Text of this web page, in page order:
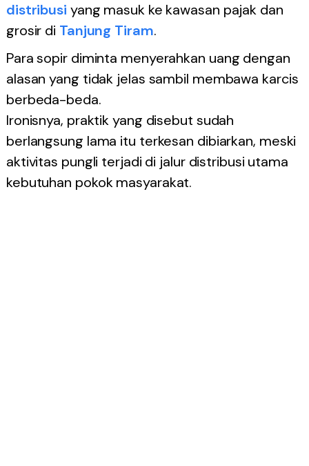
distribusi yang masuk ke kawasan pajak dan
grosir di Tanjung Tiram.
Para sopir diminta menyerahkan uang dengan
alasan yang tidak jelas sambil membawa karcis
berbeda-beda.
Ironisnya, praktik yang disebut sudah
berlangsung lama itu terkesan dibiarkan, meski
aktivitas pungli terjadi di jalur distribusi utama
kebutuhan pokok masyarakat.